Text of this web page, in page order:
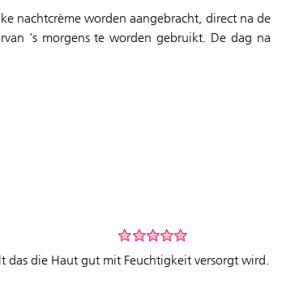
nachtcrème worden aangebracht, direct na de
's morgens te worden gebruikt. De dag na
das die Haut gut mit Feuchtigkeit versorgt wird.